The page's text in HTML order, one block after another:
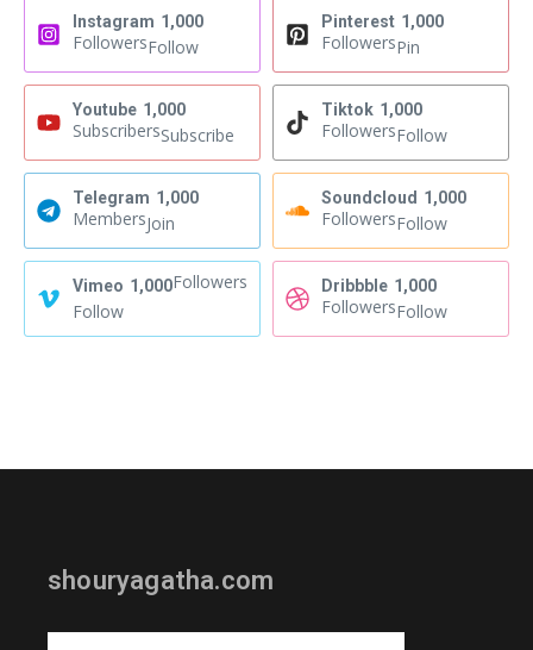
Instagram 1,000
FollowersFollow
Pinterest 1,000
FollowersPin
Youtube 1,000
SubscribersSubscribe
Tiktok 1,000
FollowersFollow
Telegram 1,000
MembersJoin
Soundcloud 1,000
FollowersFollow
Vimeo 1,000Followers
Follow
Dribbble 1,000
FollowersFollow
shouryagatha.com